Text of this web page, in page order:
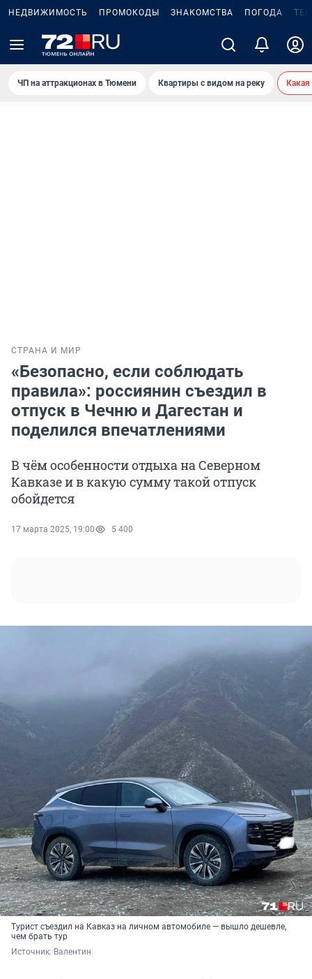
НЕДВИЖИМОСТЬ ПРОМОКОДЫ ЗНАКОМСТВА ПОГОДА
ЧП на аттракционах в Тюмени Квартиры с видом на реку
СТРАНА И МИР
«Безопасно, если соблюдать
правила»: россиянин съездил в
отпуск в Чечню и Дагестан и
поделился впечатлениями
В чём особенности отдыха на Северном
Кавказе и в какую сумму такой отпуск
обойдется
17 марта 2025, 19:00 5 400
Турист съездил на Кавказ на личном автомобиле — вышло дешевле,
чем брать тур
Источник: Валентин